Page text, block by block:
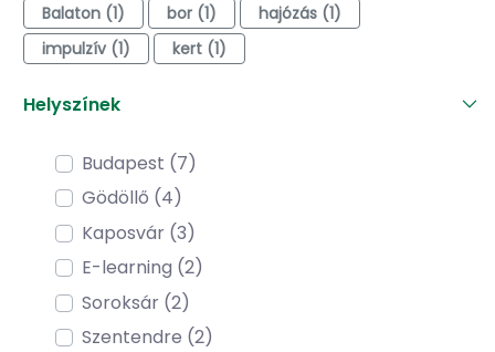
Balaton (1)
bor (1)
hajózás (1)
impulzív (1)
kert (1)
Helyszínek
Budapest (7)
Gödöllő (4)
Kaposvár (3)
E-learning (2)
Soroksár (2)
Szentendre (2)